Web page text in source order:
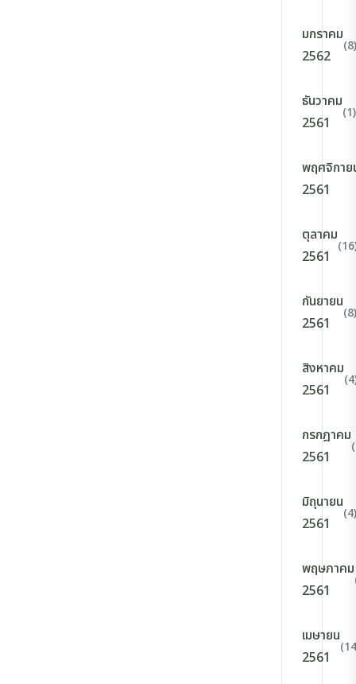
มกราคม
2562
(8)
ธันวาคม
2561
(1)
พฤศจิกาย
2561
ตุลาคม
2561
กันยายน
2561
(8)
สิงหาคม
2561
กรกฎาคม
2561
มิถุนายน
2561
(4)
พฤษภาคม
2561
เมษายน
2561